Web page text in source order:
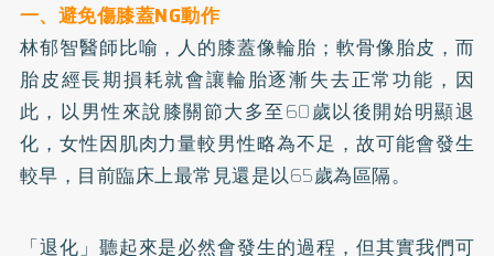
一、避免傷膝蓋NG動作
林郁智醫師比喻，人的膝蓋像輪胎；軟骨像胎皮，而
胎皮經長期損耗就會讓輪胎逐漸失去正常功能，因
此，以男性來說膝關節大多至60歲以後開始明顯退
化，女性因肌肉力量較男性略為不足，故可能會發生
較早，目前臨床上最常見還是以65歲為區隔。
「退化」聽起來是必然會發生的過程，但其實我們可